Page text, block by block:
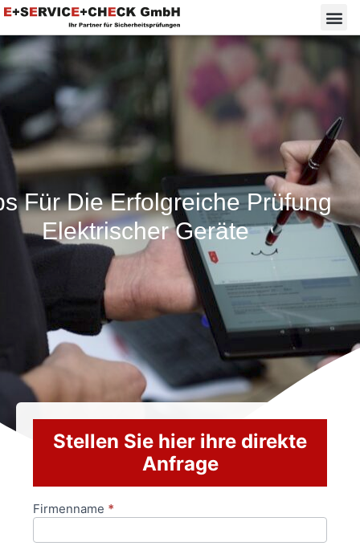
Für Die Erfolgreiche Prüfung
Elektrischer Geräte
Stellen Sie hier ihre direkte
Anfrage
Anfrageformular
Firmenname *